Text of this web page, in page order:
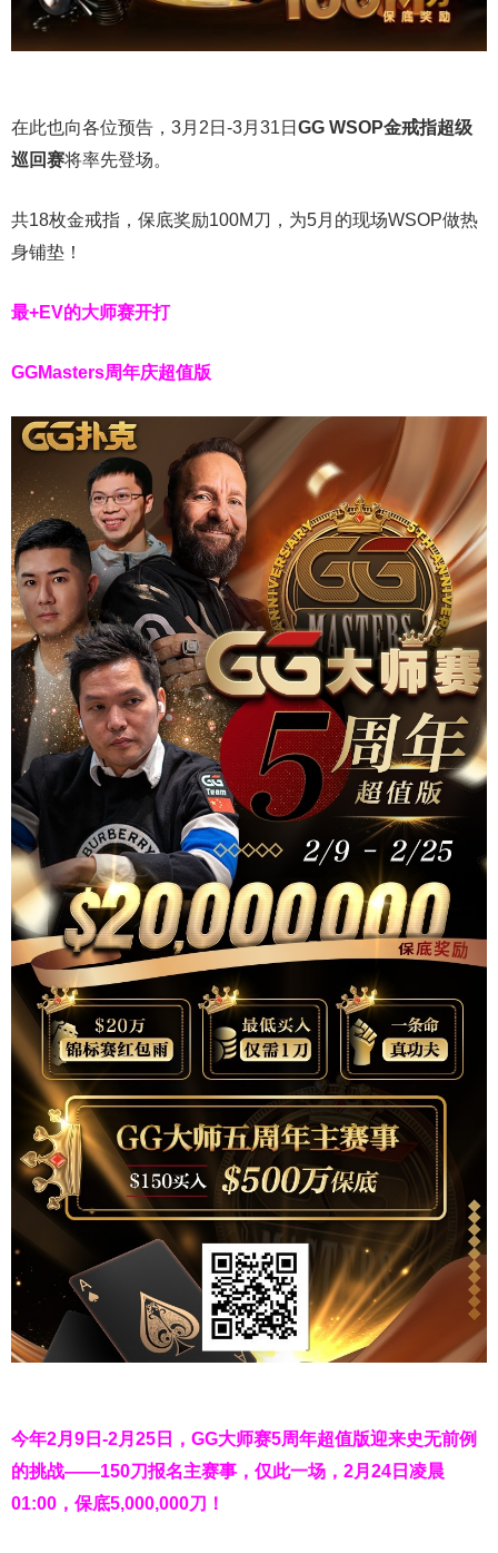
在此也向各位预告，3月2日-3月31日 GG WSOP金戒指超级
巡回赛将率先登场。
共18枚金戒指，保底奖励100M刀，为5月的现场WSOP做热
身铺垫！
最+EV的大师赛开打
GGMasters周年庆超值版
今年2月9日-2月25日， GG大师赛5周年超值版迎来史无前例
的挑战——150刀报名主赛事，仅此一场，2月24日凌晨
01:00，保底5,000,000刀！